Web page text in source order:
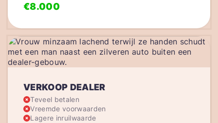
VERKOOP DEALER
Teveel betalen
Vreemde voorwaarden
Lagere inruilwaarde
€8.000